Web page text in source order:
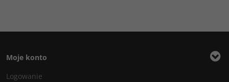
Moje konto
Logowanie